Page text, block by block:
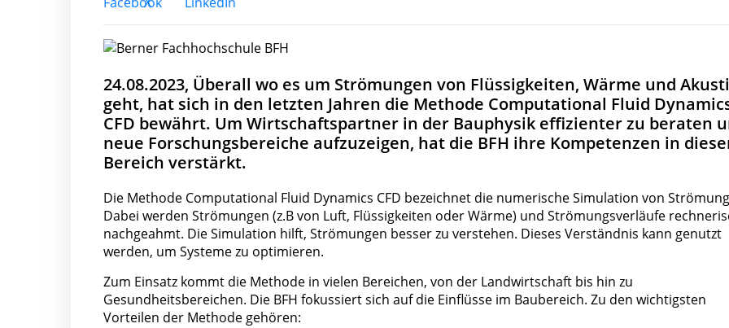
24.08.2023, Überall wo es um Strömungen von Flüssigkeiten, Wärme und
geht, hat sich in den letzten Jahren die Methode Computational Fluid
CFD bewährt. Um Wirtschaftspartner in der Bauphysik effizienter zu beraten
neue Forschungsbereiche aufzuzeigen, hat die BFH ihre Kompetenzen in
Bereich verstärkt.
Die Methode Computational Fluid Dynamics CFD bezeichnet die numerische Simulation von
Dabei werden Strömungen (z.B von Luft, Flüssigkeiten oder Wärme) und Strömungsverläufe
nachgeahmt. Die Simulation hilft, Strömungen besser zu verstehen. Dieses Verständnis kann genutzt
werden, um Systeme zu optimieren.
Zum Einsatz kommt die Methode in vielen Bereichen, von der Landwirtschaft bis hin zu
Gesundheitsbereichen. Die BFH fokussiert sich auf die Einflüsse im Baubereich. Zu den wichtigsten
Vorteilen der Methode gehören: